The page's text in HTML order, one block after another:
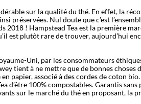
sur la qualité du thé. En effet, la
préservées. Nul doute que c’est
! Hampstead Tea est la première
est plutôt rare de trouver, aujourd’hui
Uni, par les consommateurs
tient à ne mettre que de bonnes choses
papier, associé à des cordes de coton
d’être 100% compostables. Garantis
sur le marché du thé en proposant, la